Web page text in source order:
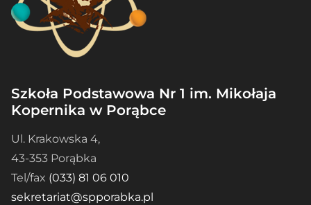
Szkoła Podstawowa Nr 1 im. Mikołaja
Kopernika w Porąbce
Ul. Krakowska 4,
43-353 Porąbka
Tel/fax (033) 81 06 010
sekretariat@spporabka.pl